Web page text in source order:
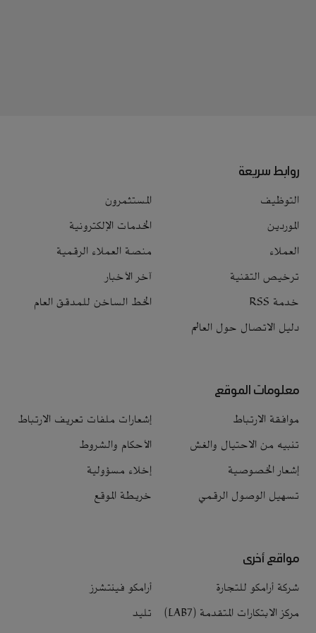
روابط سريعة
التوظيف
المستثمرون
الموردين
الخدمات الإلكترونية
العملاء
منصة العملاء الرقمية
ترخيص التقنية
آخر الأخبار
خدمة RSS
الخط الساخن للمدقق العام
دليل الاتصال حول العالم
معلومات الموقع
موافقة الارتباط
إشعارات ملفات تعريف الارتباط
تنبيه من الاحتيال والغش
الأحكام والشروط
إشعار الخصوصية
إخلاء مسؤولية
تسهيل الوصول الرقمي
خريطة الموقع
مواقع أخرى
شركة أرامكو للتجارة
أرامكو فينتشرز
مركز الابتكارات المتقدمة (LAB7)
تليد